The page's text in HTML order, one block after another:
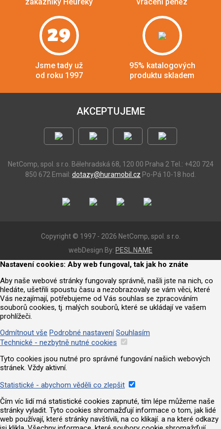
29
Jsme tady už
od roku 1997
95% katalogových
produktu skladem
AKCEPTUJEME
NetComp, spol. s r.o. Bělehradská 68, 120 00 Praha 2 Tel.: +420 724
850 672 Email: dotazy@huramobil.cz Po-Pá 10-18 hod.
Copyright © 1997 - 2026 NetComp, spol. s r.o.
webDesign By: PESL.NAME
Nastavení cookies: Aby web fungoval, tak jak ho znáte
Aby naše webové stránky fungovaly správně, našli jste na nich, co
hledáte, ušetřili spoustu času a nezobrazovaly se vám věci, které
Vás nezajímají, potřebujeme od Vás souhlas se zpracováním
souborů cookies, tj. malých souborů, které se ukládají ve vašem
prohlížeči.
Odmítnout vše Podrobné nastavení Souhlasím
Technické - nezbytně nutné cookies
Tyto cookies jsou nutné pro správné fungování našich webových
stránek. Vždy aktivní.
Statistické - abychom věděli co zlepšit
Čím víc lidí má statistické cookies zapnuté, tím lépe můžeme naše
stránky vyladit. Tyto cookies shromažďují informace o tom, jak lidé
web používají, které stránky navštívili, na co klikají. a na které odkazy